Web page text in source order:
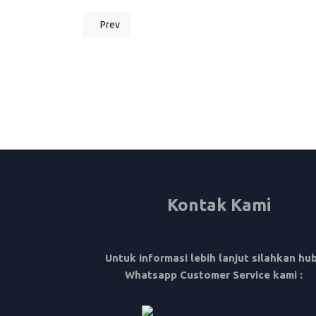
Previous article: Pembukaan Kelas Reguler
Prev
Kontak Kami
Untuk informasi lebih lanjut silahkan
Whatsapp Customer Service kami :